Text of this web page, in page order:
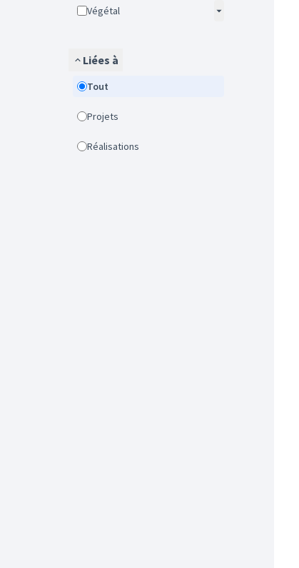
Végétal
Liées à
Tout
Projets
Réalisations